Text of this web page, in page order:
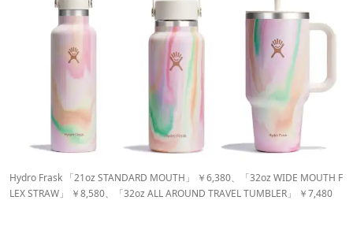
Hydro Frask 「21oz STANDARD MOUTH」 ￥6,380、「32oz WIDE MOUTH F
LEX STRAW」 ￥8,580、「32oz ALL AROUND TRAVEL TUMBLER」 ￥7,480